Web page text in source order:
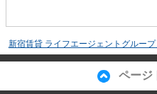
新宿賃貸 ライフエージェントグループ
ページ